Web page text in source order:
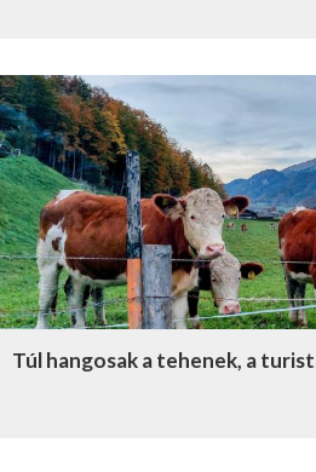
Túl hangosak a tehenek, a